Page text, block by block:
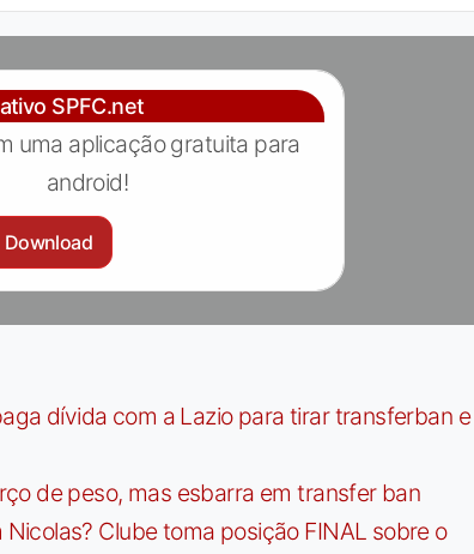
SPFC.net
uma aplicação gratuita para
android!
Download
dívida com a Lazio para tirar transferban e
de peso, mas esbarra em transfer ban
Nicolas? Clube toma posição FINAL sobre o